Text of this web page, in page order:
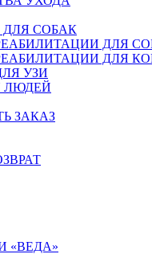
СОБАК
ДЛЯ
ДЛЯ
УЗИ
ЛЮДЕЙ
ЗАКАЗ
«ВЕДА»